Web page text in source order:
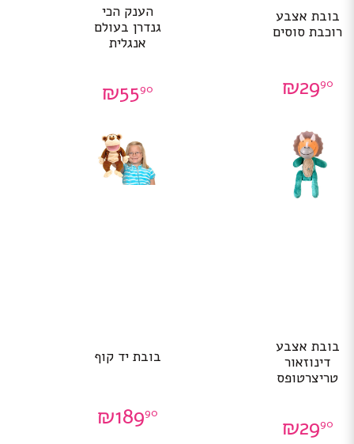
בובת אצבע
רוכבת סוסים
₪2990
הענק הכי
גנדרן בעולם
אנגלית
₪5590
בובת אצבע
דינוזאור
טריצרטופס
₪2990
בובת יד קוף
₪18990